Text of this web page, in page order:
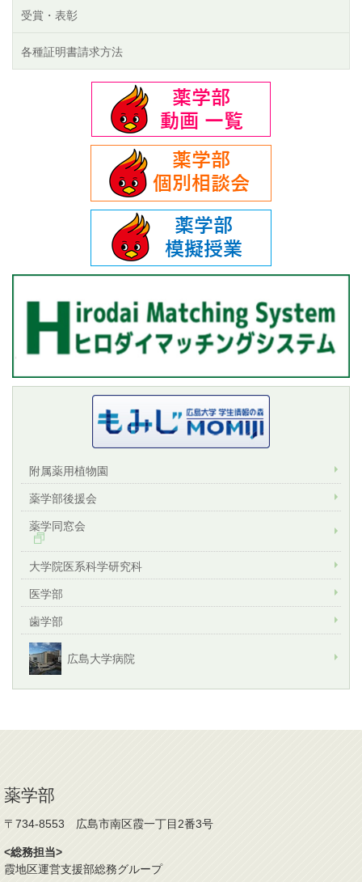
受賞・表彰
各種証明書請求方法
附属薬用植物園
薬学部後援会
薬学同窓会
大学院医系科学研究科
医学部
歯学部
広島大学病院
薬学部
〒734-8553 広島市南区霞一丁目2番3号
<総務担当>
霞地区運営支援部総務グループ